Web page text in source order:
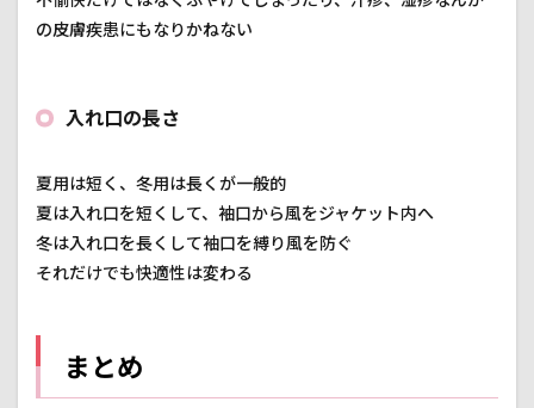
の皮膚疾患にもなりかねない
入れ口の長さ
夏用は短く、冬用は長くが一般的
夏は入れ口を短くして、袖口から風をジャケット内へ
冬は入れ口を長くして袖口を縛り風を防ぐ
それだけでも快適性は変わる
まとめ